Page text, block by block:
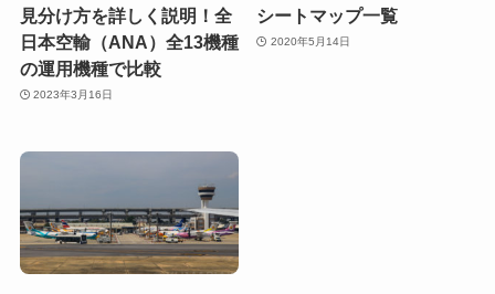
見分け方を詳しく説明！全
日本空輸（ANA）全13機種
の運用機種で比較
2023年3月16日
シートマップ一覧
2020年5月14日